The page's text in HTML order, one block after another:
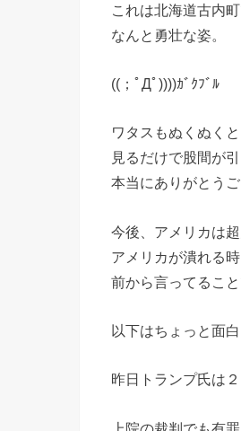
これは北海道古内
なんと勇壮な姿。
((；ﾟДﾟ))))ｶﾞｸﾌﾞﾙ
ワタスもぬくぬく
見るだけで股間が
本当にありがとうご
今後、アメリカは
アメリカが潰れる
前から言ってること
以下はちょっと面白
昨日トランプ氏は